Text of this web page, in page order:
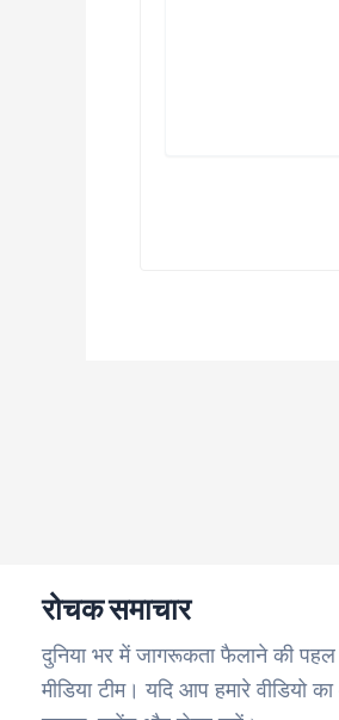
रोचक समाचार
दुनिया भर में जागरूकता फैलाने की
मीडिया टीम। यदि आप हमारे वीडियो